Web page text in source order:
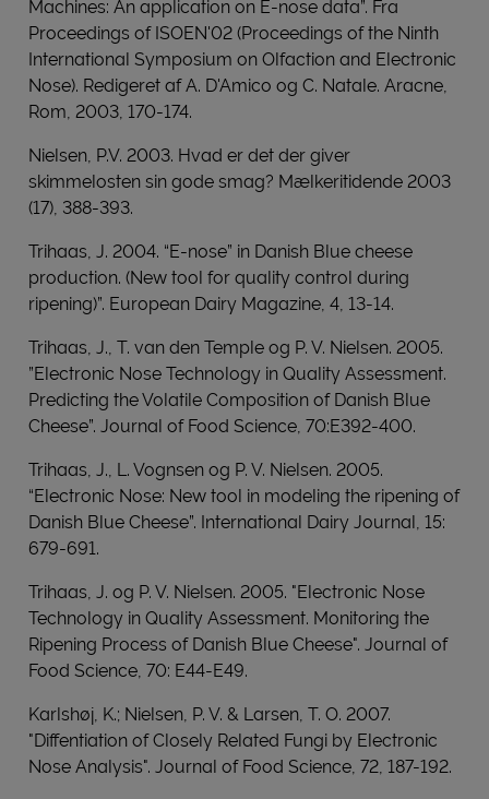
Machines: An application on E-nose data”. Fra
Proceedings of ISOEN'02 (Proceedings of the Ninth
International Symposium on Olfaction and Electronic
Nose). Redigeret af A. D'Amico og C. Natale. Aracne,
Rom, 2003, 170-174.
Nielsen, P.V. 2003. Hvad er det der giver
skimmelosten sin gode smag? Mælkeritidende 2003
(17), 388-393.
Trihaas, J. 2004. “E-nose” in Danish Blue cheese
production. (New tool for quality control during
ripening)”. European Dairy Magazine, 4, 13-14.
Trihaas, J., T. van den Temple og P. V. Nielsen. 2005.
”Electronic Nose Technology in Quality Assessment.
Predicting the Volatile Composition of Danish Blue
Cheese”. Journal of Food Science, 70:E392-400.
Trihaas, J., L. Vognsen og P. V. Nielsen. 2005.
“Electronic Nose: New tool in modeling the ripening of
Danish Blue Cheese”. International Dairy Journal, 15:
679-691.
Trihaas, J. og P. V. Nielsen. 2005. "Electronic Nose
Technology in Quality Assessment. Monitoring the
Ripening Process of Danish Blue Cheese". Journal of
Food Science, 70: E44-E49.
Karlshøj, K.; Nielsen, P. V. & Larsen, T. O. 2007.
"Diffentiation of Closely Related Fungi by Electronic
Nose Analysis". Journal of Food Science, 72, 187-192.